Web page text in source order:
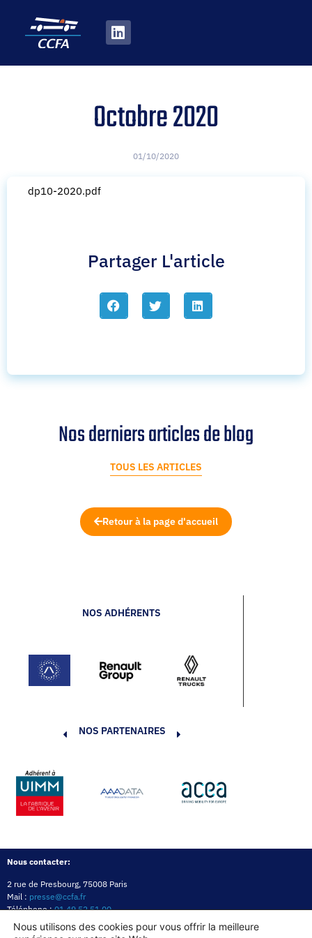
Octobre 2020
01/10/2020
dp10-2020.pdf
Partager L'article
Nos derniers articles de blog
TOUS LES ARTICLES
Retour à la page d'accueil
NOS ADHÉRENTS
NOS PARTENAIRES
Nous contacter:
2 rue de Presbourg, 75008 Paris
Mail : presse@ccfa.fr
Téléphone :01 49 52 51 00
Réseau :
LinkedIn
Nous utilisons des cookies pour vous offrir la meilleure